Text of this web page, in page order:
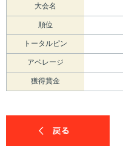
大会名
順位
トータルピン
アベレージ
獲得賞金